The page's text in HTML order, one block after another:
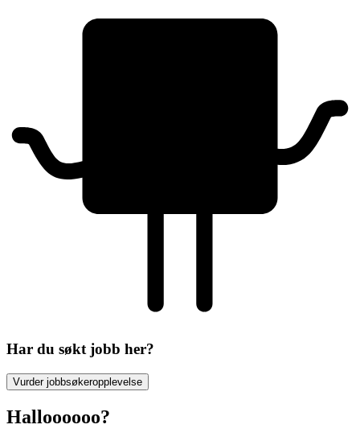
Har du søkt jobb her?
Vurder jobbsøkeropplevelse
Halloooooo?